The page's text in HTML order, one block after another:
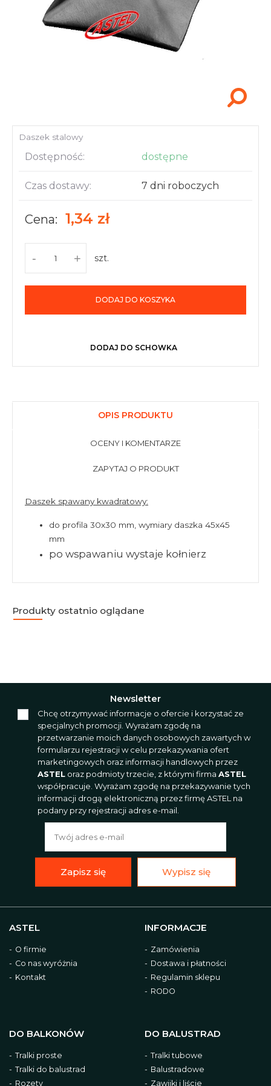
Akcesoria i narzędzia
Daszek stalowy
Dostępność: dostępne
Czas dostawy: 7 dni roboczych
Cena: 1,34 zł
- + szt.
DODAJ DO KOSZYKA
DODAJ DO SCHOWKA
OPIS PRODUKTU
OCENY I KOMENTARZE
ZAPYTAJ O PRODUKT
Daszek spawany kwadratowy:
do profila 30x30 mm, wymiary daszka 45x45
mm
po wspawaniu wystaje kołnierz
Produkty ostatnio oglądane
ASTEL
O firmie
Co nas wyróżnia
Kontakt
INFORMACJE
Zamówienia
Dostawa i płatności
Regulamin sklepu
RODO
DO BALKONÓW
Tralki proste
Tralki do balustrad
Rozety
DO BALUSTRAD
Tralki tubowe
Balustradowe
Zawijki i liście
Newsletter
Chcę otrzymywać informacje o ofercie i korzystać ze
specjalnych promocji. Wyrażam zgodę na
przetwarzanie moich danych osobowych zawartych w
formularzu rejestracji w celu przekazywania ofert
marketingowych oraz informacji handlowych przez
ASTEL oraz podmioty trzecie, z którymi firma ASTEL
współpracuje. Wyrażam zgodę na przekazywanie tych
informacji drogą elektroniczną przez firmę ASTEL na
podany przy rejestracji adres e-mail.
Zapisz się Wypisz się